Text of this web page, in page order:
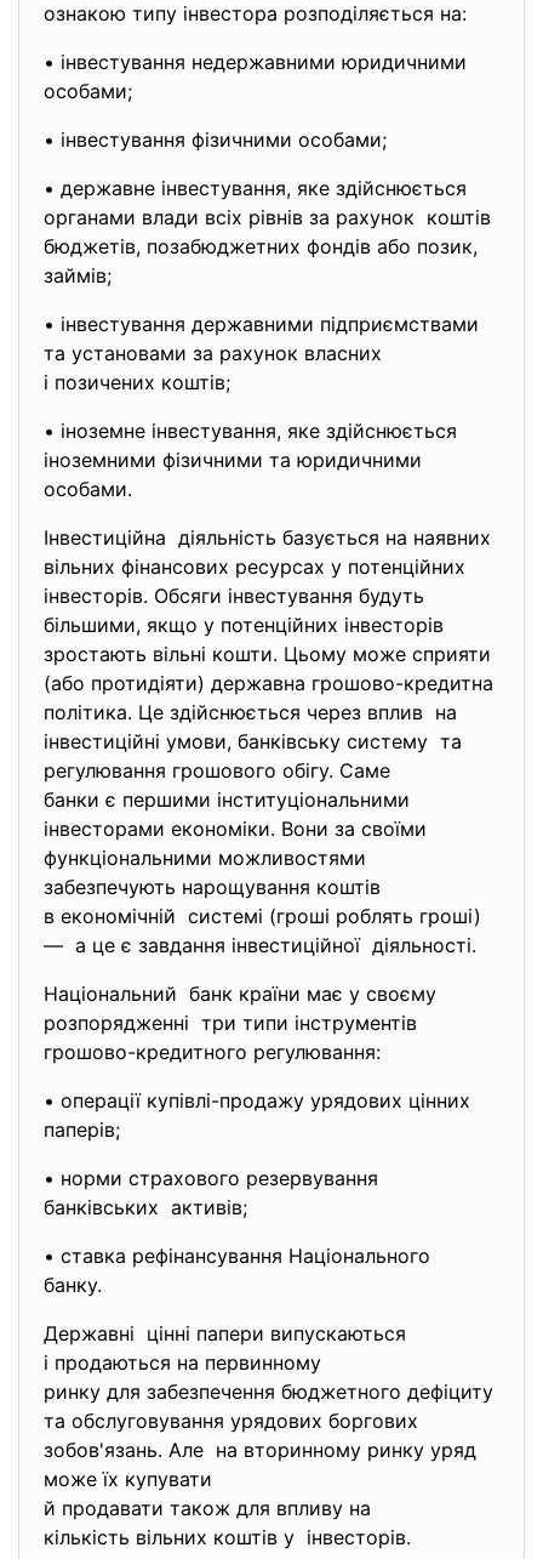
ознакою типу інвестора розподіляється на:
• інвестування недержавними юридичними
особами;
• інвестування фізичними особами;
• державне інвестування, яке здійснюється
органами влади всіх рівнів за рахунок коштів
бюджетів, позабюджетних фондів або позик,
займів;
• інвестування державними підприємствами
та установами за рахунок власних
і позичених коштів;
• іноземне інвестування, яке здійснюється
іноземними фізичними та юридичними
особами.
Інвестиційна діяльність базується на наявних
вільних фінансових ресурсах у потенційних
інвесторів. Обсяги інвестування будуть
більшими, якщо у потенційних інвесторів
зростають вільні кошти. Цьому може сприяти
(або протидіяти) державна грошово-кредитна
політика. Це здійснюється через вплив на
інвестиційні умови, банківську систему та
регулювання грошового обігу. Саме
банки є першими інституціональними
інвесторами економіки. Вони за своїми
функціональними можливостями
забезпечують нарощування коштів
в економічній системі (гроші роблять гроші)
— а це є завдання інвестиційної діяльності.
Національний банк країни має у своєму
розпорядженні три типи інструментів
грошово-кредитного регулювання:
• операції купівлі-продажу урядових цінних
паперів;
• норми страхового резервування
банківських активів;
• ставка рефінансування Національного
банку.
Державні цінні папери випускаються
і продаються на первинному
ринку для забезпечення бюджетного дефіциту
та обслуговування урядових боргових
зобов'язань. Але на вторинному ринку уряд
може їх купувати
й продавати також для впливу на
кількість вільних коштів у інвесторів.